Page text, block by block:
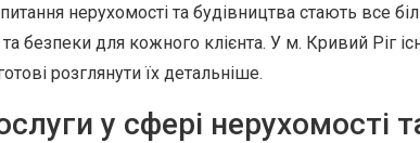
питання нерухомості та будівництва стають
безпеки для кожного клієнта. У м. Кривий Ріг
розглянути їх детальніше.
у сфері нерухомості